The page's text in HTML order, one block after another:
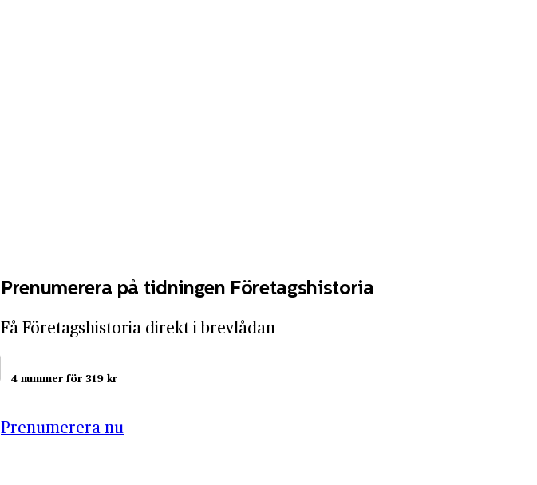
Prenumerera på tidningen Företagshistoria
Få Företagshistoria direkt i brevlådan
4 nummer för 319 kr
Prenumerera nu